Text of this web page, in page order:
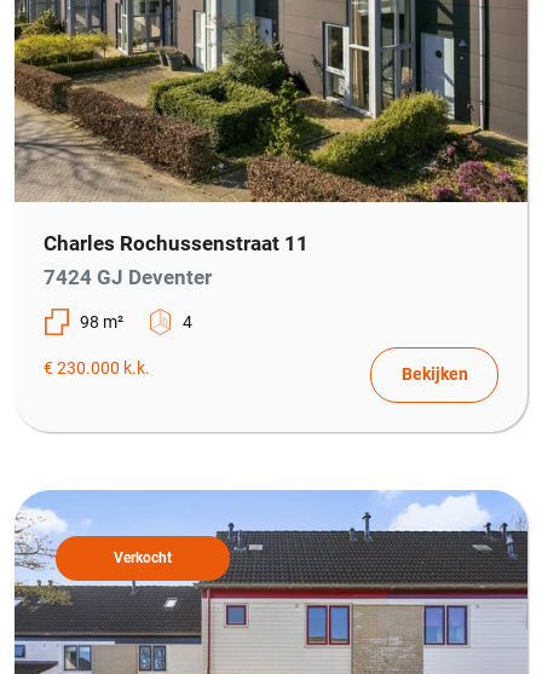
Charles Rochussenstraat 11
7424 GJ Deventer
98 m² 4
€ 230.000 k.k. Bekijken
Verkocht